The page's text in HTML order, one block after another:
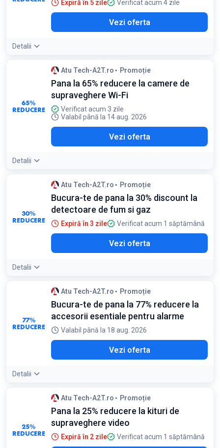
Expiră în 5 zile Verificat acum 4 zile
Vezi oferta
Detalii
65%
REDUCERE
Atu Tech-A2T.ro Promoție
Pana la 65% reducere la camere de
supraveghere Wi-Fi
Verificat acum 3 zile
Valabil până la 14 aug. 2026
Vezi oferta
Detalii
30%
REDUCERE
Atu Tech-A2T.ro Promoție
Bucura-te de pana la 30% discount la
detectoare de fum si gaz
Expiră în 3 zile Verificat acum 1 săptămână
Vezi oferta
Detalii
77%
REDUCERE
Atu Tech-A2T.ro Promoție
Bucura-te de pana la 77% reducere la
accesorii esentiale pentru alarme
Valabil până la 18 aug. 2026
Vezi oferta
Detalii
25%
REDUCERE
Atu Tech-A2T.ro Promoție
Pana la 25% reducere la kituri de
supraveghere video
Expiră în 2 zile Verificat acum 1 săptămână